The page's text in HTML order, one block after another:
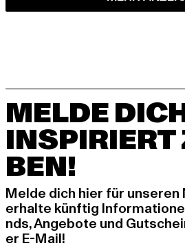
MELDE
INSPIRIERT
BEN!
Melde dich hier für
erhalte künftig
nds, Angebote und
er E-Mail!